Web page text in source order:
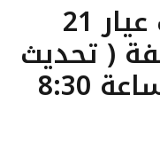
ما هو سعر الذهب عيار 21
( تحديث
الأربعاء 13 مايو الساعة 8:30